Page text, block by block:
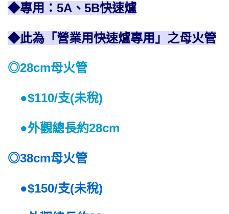
◆專用：5A、5B快速爐
◆此為「營業用快速爐專用」之母火管
◎28cm母火管
●$110/支(未稅)
●外觀總長約28cm
◎38cm母火管
●$150/支(未稅)